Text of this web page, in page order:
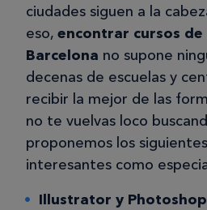
ciudades siguen a la
eso, encontrar cursos
Barcelona no supone
decenas de escuelas y
recibir la mejor de las
no te vuelvas loco
proponemos los
interesantes como
Illustrator y